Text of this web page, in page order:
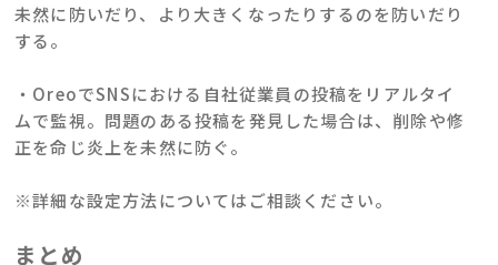
未然に防いだり、より大きくなったりするのを防いだり
する。
・OreoでSNSにおける自社従業員の投稿をリアルタイ
ムで監視。問題のある投稿を発見した場合は、削除や修
正を命じ炎上を未然に防ぐ。
※詳細な設定方法についてはご相談ください。
まとめ